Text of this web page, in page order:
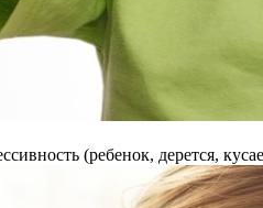
(ребенок, дерется,